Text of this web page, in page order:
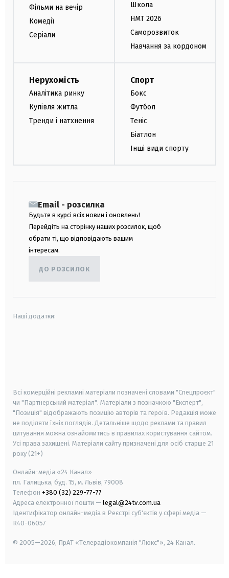
Фільми на вечір
Комедії
Серіали
Школа
НМТ 2026
Саморозвиток
Навчання за кордоном
Нерухомість
Аналітика ринку
Купівля житла
Тренди і натхнення
Спорт
Бокс
Футбол
Теніс
Біатлон
Інші види спорту
Email - розсилка
Будьте в курсі всіх новин і оновлень!
Перейдіть на сторінку наших розсилок, щоб
обрати ті, що відповідають вашим
інтересам.
ДО РОЗСИЛОК
Наші додатки:
Всі комерційні рекламні матеріали позначені словами "Спецпроєкт"
чи "Партнерський матеріал". Матеріали з позначкою "Експерт",
"Позиція" відображають позицію авторів та героїв. Редакція може
не поділяти їхніх поглядів. Детальніше щодо реклами та правил
цитування можна ознайомитись в правилах користування сайтом.
Усі права захищені. Матеріали сайту призначені для осіб старше 21
року (21+)
Онлайн-медіа «24 Канал»
пл. Галицька, буд. 15, м. Львів, 79008
Телефон +380 (32) 229-77-77
Адреса електронної пошти — legal@24tv.com.ua
Ідентифікатор онлайн-медіа в Реєстрі суб'єктів у сфері медіа —
R40-06057
© 2005—2026, ПрАТ «Телерадіокомпанія "Люкс"», 24 Канал.